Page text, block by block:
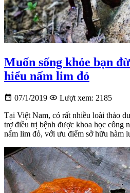
Muốn sống khỏe bạn
hiểu nấm lim đỏ
07/1/2019
Lượt xem: 2185
Tại Việt Nam, có rất nhiều loài thảo
trợ điều trị bệnh được khoa học công
nấm lim đỏ, với ưu điểm sở hữu hàm